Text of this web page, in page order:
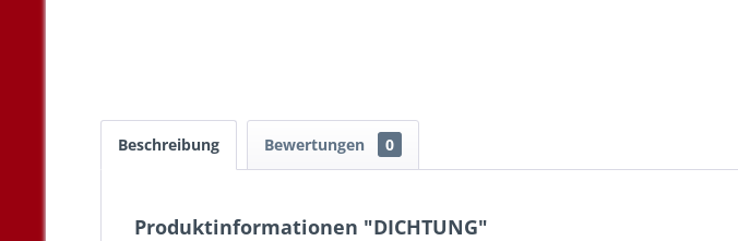
Beschreibung Bewertungen 0
Produktinformationen "DICHTUNG"